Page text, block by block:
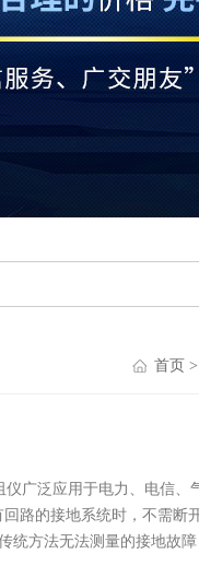
首页 >
仪广泛应用于电力、电信
路的接地系统时，不需断
统方法无法测量的接地故